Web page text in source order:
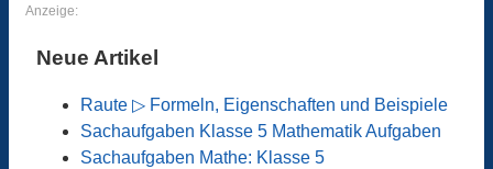
Anzeige:
Neue Artikel
Raute ▷ Formeln, Eigenschaften und Beispiele
Sachaufgaben Klasse 5 Mathematik Aufgaben
Sachaufgaben Mathe: Klasse 5